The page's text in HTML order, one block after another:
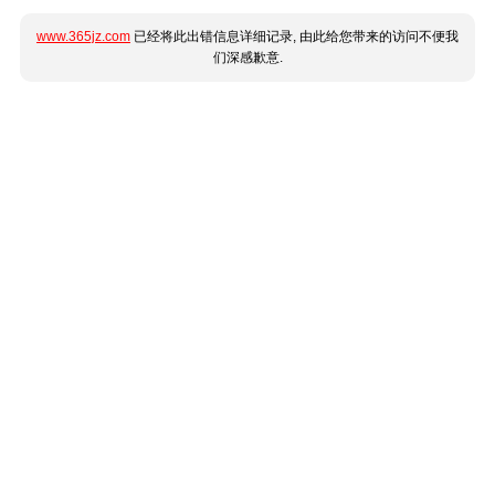
www.365jz.com 已经将此出错信息详细记录, 由此给您带来的访问不便我
们深感歉意.